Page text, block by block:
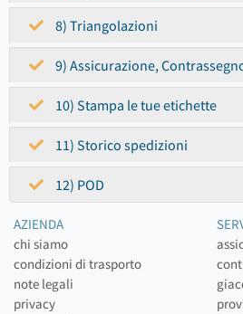
8) Triangolazioni
9) Assicurazione,
10) Stampa le tue etichette
11) Storico spedizioni
12) POD
AZIENDA
chi siamo
condizioni di trasporto
note legali
privacy